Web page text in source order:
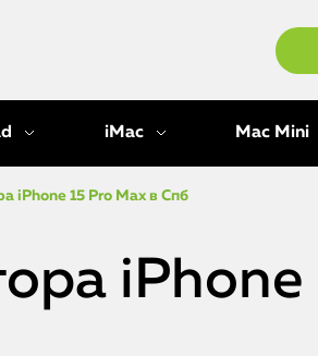
iMac Mac Mini
iPhone 15 Pro Max в Спб
iPhone